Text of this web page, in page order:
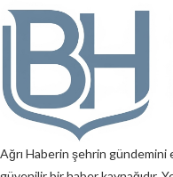
Ağrı Haberin şehrin gündemini